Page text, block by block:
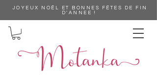
JOYEUX NOÊL ET BONNES FËTES DE FIN
D'ANNEE !